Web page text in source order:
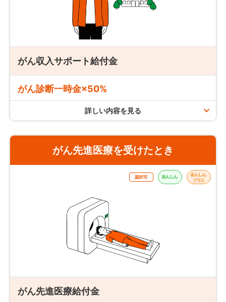
保険期間途中での減額が可能です。（会社が定める範囲
外となる減額はお取扱いできません）
増額の場合は新規の追加契約が必要です。（追加契約時
に改めて引き受けのための審査が必要です）
定期がん保険「au定期がんほけん」の場合
手術、放射線治療、抗がん剤治療（ホルモン療法のみを受け
た場合を除く）の場合：回数無制限
抗がん剤治療のうち、ホルモン療法のみを受けた場合：保険
期間（更新契約の保険期間を含む）を通じて最大60回まで
がん治療を受けたとき
入院・通院、再発・転移にかかわらず、がん・上皮内新生物
①手術、②放射線治療、
です。
付金は処方月だけでなく投与期間が含まれる月もお支払いし
がん収入サポート給付金
がん診断一時金×50%
支払限度
定期がん保険「au定期がんほけん」の場合
保険期間（更新契約の保険期間を含む）を通じて
支払条件
詳しい内容を見る
がん先進医療を受けたとき
がん先進医療給付金